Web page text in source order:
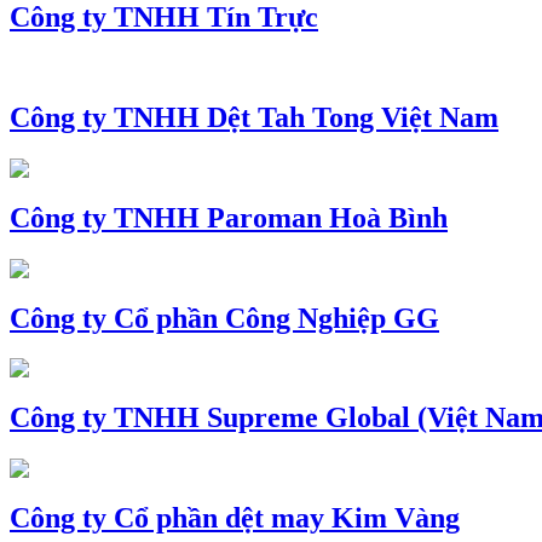
Công ty TNHH Tín Trực
Công ty TNHH Dệt Tah Tong Việt Nam
Công ty TNHH Paroman Hoà Bình
Công ty Cổ phần Công Nghiệp GG
Công ty TNHH Supreme Global (Việt
Công ty Cổ phần dệt may Kim Vàng